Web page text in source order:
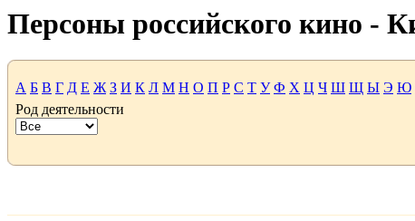
Персоны российского кино -
А Б В Г Д Е Ж З И К Л М Н О П Р С Т У Ф Х Ц Ч Ш Щ Ы Э Ю
Род деятельности